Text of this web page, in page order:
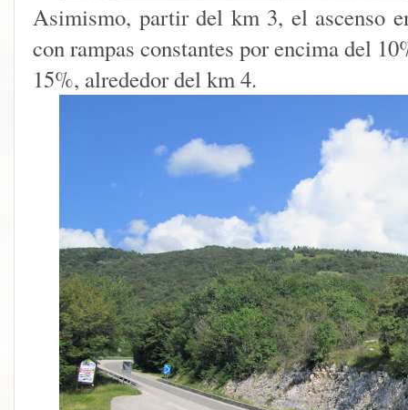
Asimismo, partir del km 3, el ascenso
con rampas constantes por encima del
15%, alrededor del km 4.